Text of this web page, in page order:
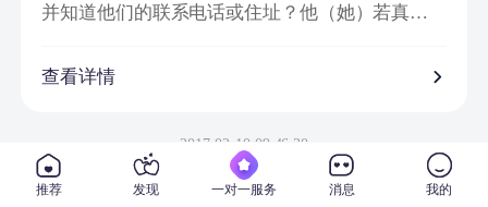
并知道他们的联系电话或住址？他（她）若真心
私人社交圈子。
信他（她）真的在那里从事着他（她）所说的工
作？
查看详情
2017-02-10 09:46:30
推荐 发现 一对一服务 消息 我的